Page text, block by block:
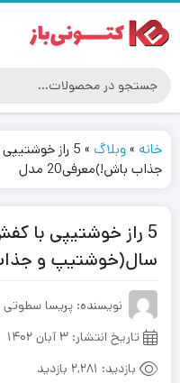
خانه »وبلاگ »
5 راز
جذاب باش!)معرفی20 مدل
5 راز خوشتیپی با
سال(خوشتیپ و جذاب
نویسنده: پریسا سطوتی
تاریخ انتشار: ۳ آبان ۱۴۰۲
بازدید: 2,281 بازدید